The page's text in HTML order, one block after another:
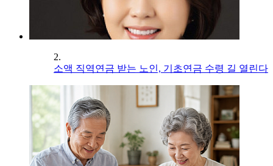
2.
소액 직역연금 받는 노인, 기초연금 수령 길 열린다